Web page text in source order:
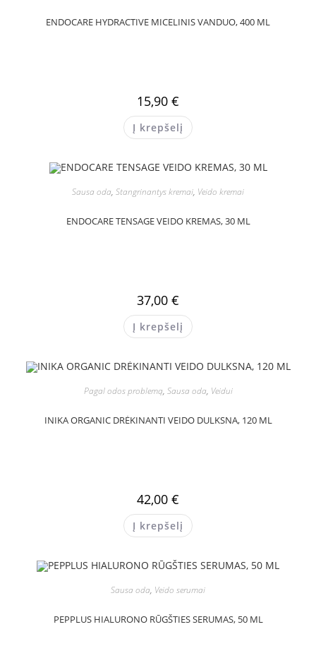
ENDOCARE HYDRACTIVE MICELINIS VANDUO, 400 ML
15,90 €
Į krepšelį
Sausa oda, Stangrinantys kremai, Veido kremai
ENDOCARE TENSAGE VEIDO KREMAS, 30 ML
37,00 €
Į krepšelį
Pagal odos problemą, Sausa oda, Veidui
INIKA ORGANIC DRĖKINANTI VEIDO DULKSNA, 120 ML
42,00 €
Į krepšelį
Sausa oda, Veido serumai
PEPPLUS HIALURONO RŪGŠTIES SERUMAS, 50 ML